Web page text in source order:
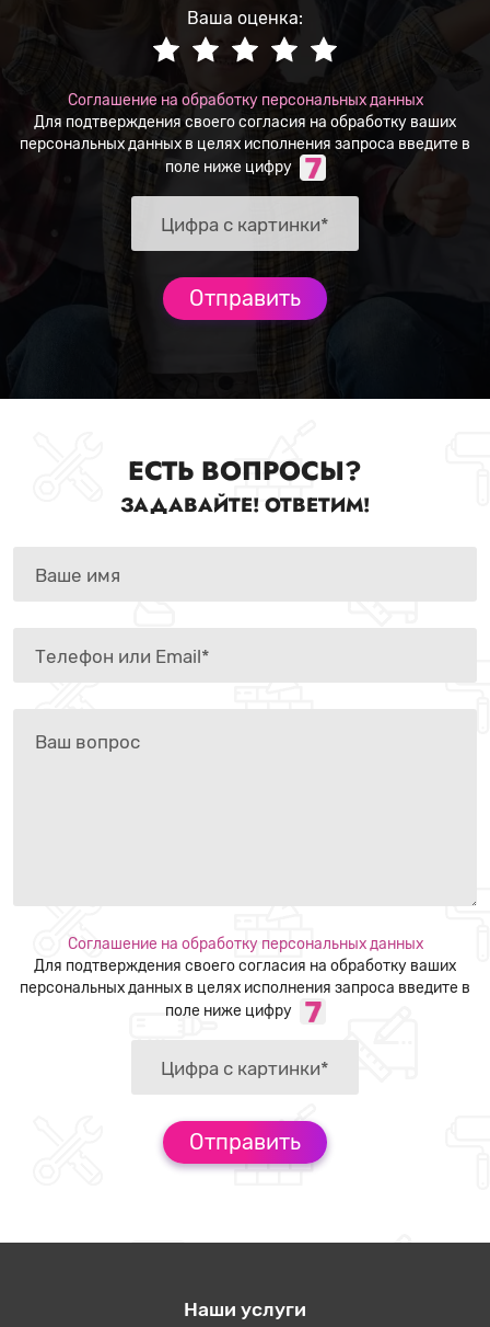
Ваша оценка:
Соглашение на обработку персональных данных
Для подтверждения своего согласия на обработку ваших
персональных данных в целях исполнения запроса введите в
поле ниже цифру
ЕСТЬ ВОПРОСЫ?
ЗАДАВАЙТЕ! ОТВЕТИМ!
Соглашение на обработку персональных данных
Для подтверждения своего согласия на обработку ваших
персональных данных в целях исполнения запроса введите в
поле ниже цифру
Наши услуги